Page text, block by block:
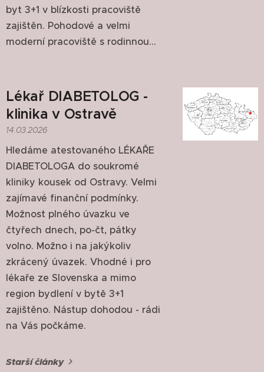
byt 3+1 v blízkosti pracoviště
zajištěn. Pohodové a velmi
moderní pracoviště s rodinnou...
Lékař DIABETOLOG -
klinika v Ostravě
14.03.2026
Hledáme atestovaného LÉKAŘE
DIABETOLOGA do soukromé
kliniky kousek od Ostravy. Velmi
zajímavé finanční podmínky.
Možnost plného úvazku ve
čtyřech dnech, po-čt, pátky
volno. Možno i na jakýkoliv
zkrácený úvazek. Vhodné i pro
lékaře ze Slovenska a mimo
region bydlení v bytě 3+1
zajištěno. Nástup dohodou - rádi
na Vás počkáme.
Starší články